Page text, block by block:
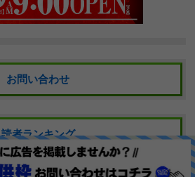
お問い合わせ
読者ランキング